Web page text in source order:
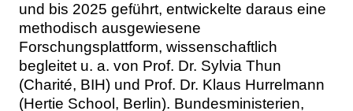
und bis 2025 geführt, entwickelte daraus eine
methodisch ausgewiesene
Forschungsplattform, wissenschaftlich
begleitet u. a. von Prof. Dr. Sylvia Thun
(Charité, BIH) und Prof. Dr. Klaus Hurrelmann
(Hertie School, Berlin). Bundesministerien,